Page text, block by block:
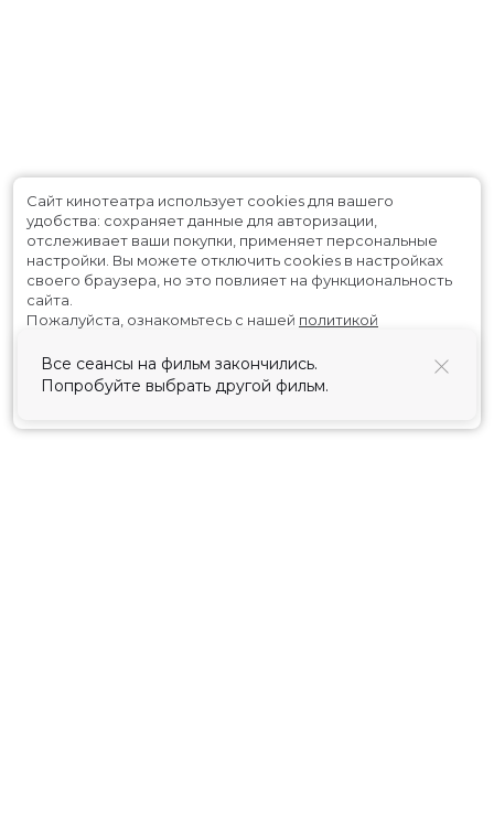
Все сеансы на фильм закончились.
Попробуйте выбрать другой фильм.
Сайт кинотеатра использует cookies для вашего
удобства: сохраняет данные для авторизации,
отслеживает ваши покупки, применяет персональные
настройки. Вы можете отключить cookies в настройках
своего браузера, но это повлияет на функциональность
сайта.
Пожалуйста, ознакомьтесь с нашей политикой
Принять